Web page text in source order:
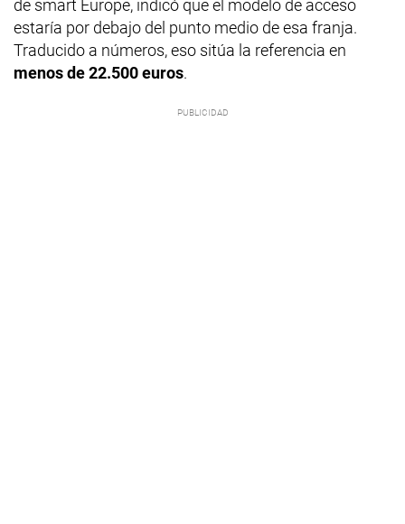
de smart Europe, indicó que el modelo de acceso
estaría por debajo del punto medio de esa franja.
Traducido a números, eso sitúa la referencia en
menos de 22.500 euros.